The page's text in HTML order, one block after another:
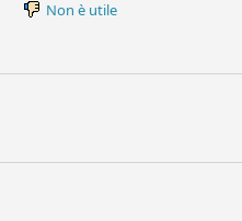
Non è utile